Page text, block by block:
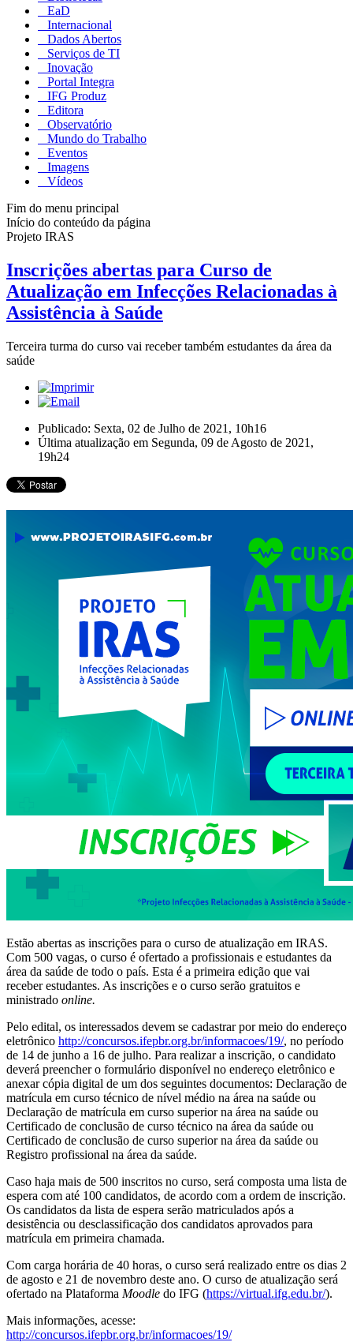
EaD
Internacional
Dados Abertos
Serviços de TI
Inovação
Portal Integra
IFG Produz
Editora
Observatório
Mundo do Trabalho
Eventos
Imagens
Vídeos
Fim do menu principal
Início do conteúdo da página
Projeto IRAS
Inscrições abertas para Curso de
Atualização em Infecções Relacionadas à
Assistência à Saúde
Terceira turma do curso vai receber também estudantes da área da
saúde
Publicado: Sexta, 02 de Julho de 2021, 10h16
Última atualização em Segunda, 09 de Agosto de 2021,
19h24
Estão abertas as inscrições para o curso de atualização em IRAS.
Com 500 vagas, o curso é ofertado a profissionais e estudantes da
área da saúde de todo o país. Esta é a primeira edição que vai
receber estudantes. As inscrições e o curso serão gratuitos e
ministrado online.
Pelo edital, os interessados devem se cadastrar por meio do endereço
eletrônico http://concursos.ifepbr.org.br/informacoes/19/, no período
de 14 de junho a 16 de julho. Para realizar a inscrição, o candidato
deverá preencher o formulário disponível no endereço eletrônico e
anexar cópia digital de um dos seguintes documentos: Declaração de
matrícula em curso técnico de nível médio na área na saúde ou
Declaração de matrícula em curso superior na área na saúde ou
Certificado de conclusão de curso técnico na área da saúde ou
Certificado de conclusão de curso superior na área da saúde ou
Registro profissional na área da saúde.
Caso haja mais de 500 inscritos no curso, será composta uma lista de
espera com até 100 candidatos, de acordo com a ordem de inscrição.
Os candidatos da lista de espera serão matriculados após a
desistência ou desclassificação dos candidatos aprovados para
matrícula em primeira chamada.
Com carga horária de 40 horas, o curso será realizado entre os dias 2
de agosto e 21 de novembro deste ano. O curso de atualização será
ofertado na Plataforma Moodle do IFG (https://virtual.ifg.edu.br/).
Mais informações, acesse:
http://concursos.ifepbr.org.br/informacoes/19/